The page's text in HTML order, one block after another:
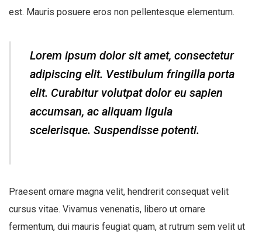
est. Mauris posuere eros non pellentesque elementum.
Lorem ipsum dolor sit amet, consectetur
adipiscing elit. Vestibulum fringilla porta
elit. Curabitur volutpat dolor eu sapien
accumsan, ac aliquam ligula
scelerisque. Suspendisse potenti.
Praesent ornare magna velit, hendrerit consequat velit
cursus vitae. Vivamus venenatis, libero ut ornare
fermentum, dui mauris feugiat quam, at rutrum sem velit ut